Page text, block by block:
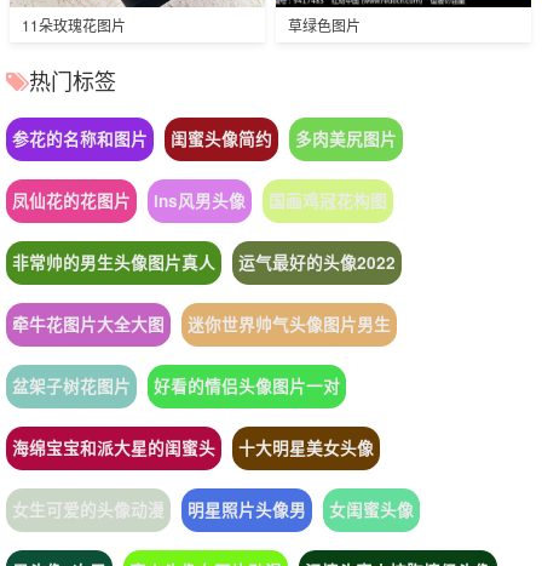
11朵玫瑰花图片 草绿色图片
热门标签
参花的名称和图片 闺蜜头像简约 多肉美尻图片
凤仙花的花图片 ins风男头像 国画鸡冠花构图
非常帅的男生头像图片真人 运气最好的头像2022
牵牛花图片大全大图 迷你世界帅气头像图片男生
盆架子树花图片 好看的情侣头像图片一对
海绵宝宝和派大星的闺蜜头 十大明星美女头像
女生可爱的头像动漫 明星照片头像男 女闺蜜头像